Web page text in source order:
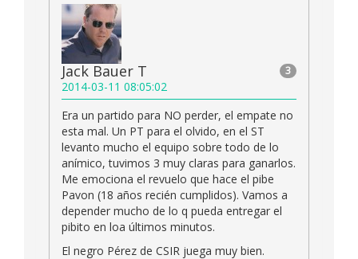
3
Jack Bauer T
2014-03-11 08:05:02
Era un partido para NO perder, el empate no
esta mal. Un PT para el olvido, en el ST
levanto mucho el equipo sobre todo de lo
anímico, tuvimos 3 muy claras para ganarlos.
Me emociona el revuelo que hace el pibe
Pavon (18 años recién cumplidos). Vamos a
depender mucho de lo q pueda entregar el
pibito en loa últimos minutos.
El negro Pérez de CSIR juega muy bien.